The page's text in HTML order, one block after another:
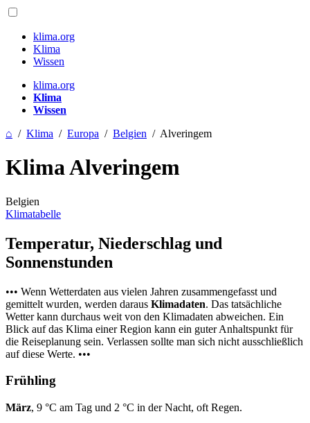
klima.org
Klima
Wissen
klima.org
Klima
Wissen
⌂ / Klima / Europa / Belgien / Alveringem
Klima Alveringem
Belgien
Klimatabelle
Temperatur, Niederschlag und
Sonnenstunden
••• Wenn Wetterdaten aus vielen Jahren zusammengefasst und
gemittelt wurden, werden daraus Klimadaten. Das tatsächliche
Wetter kann durchaus weit von den Klimadaten abweichen. Ein
Blick auf das Klima einer Region kann ein guter Anhaltspunkt für
die Reiseplanung sein. Verlassen sollte man sich nicht ausschließlich
auf diese Werte. •••
Frühling
März, 9 °C am Tag und 2 °C in der Nacht, oft Regen.